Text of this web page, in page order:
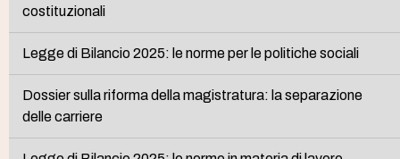
costituzionali
Legge di Bilancio 2025: le norme per le politiche sociali
Dossier sulla riforma della magistratura: la separazione
delle carriere